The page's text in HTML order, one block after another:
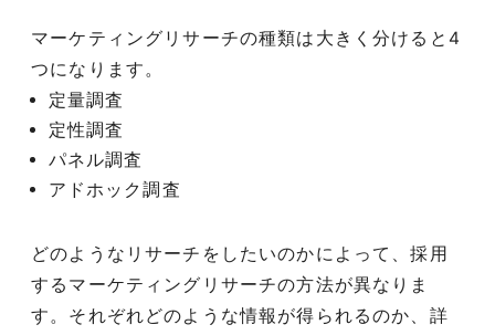
マーケティングリサーチの種類は大きく分けると4
つになります。
定量調査
定性調査
パネル調査
アドホック調査
どのようなリサーチをしたいのかによって、採用
するマーケティングリサーチの方法が異なりま
す。それぞれどのような情報が得られるのか、詳